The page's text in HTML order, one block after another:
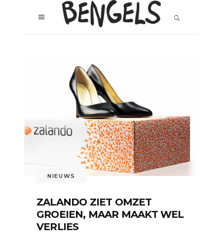
NIEUWS
ZALANDO ZIET OMZET
GROEIEN, MAAR MAAKT WEL
VERLIES